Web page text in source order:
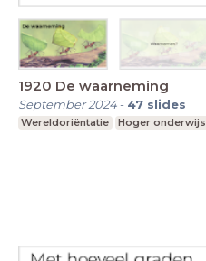
1920 De waarneming
September 2024- 47 slides
Wereldoriëntatie Hoger onderwijs